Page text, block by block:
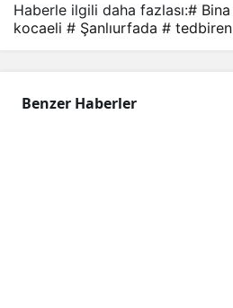
n
Haberle ilgili daha fazlası:# Bina
kocaeli # Şanlıurfada # tedbiren
Benzer Haberler